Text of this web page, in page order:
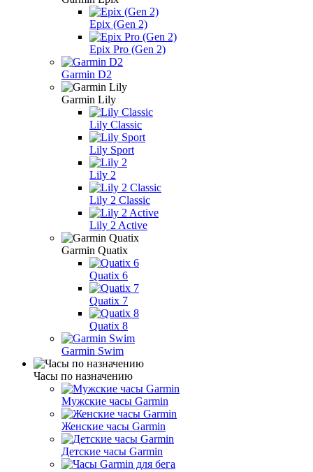
Epix (Gen 2)
Epix Pro (Gen 2)
Garmin D2
Garmin Lily
Lily Classic
Lily Sport
Lily 2
Lily 2 Classic
Lily 2 Active
Garmin Quatix
Quatix 6
Quatix 7
Quatix 8
Garmin Swim
Часы по назначению
Мужские часы Garmin
Женские часы Garmin
Детские часы Garmin